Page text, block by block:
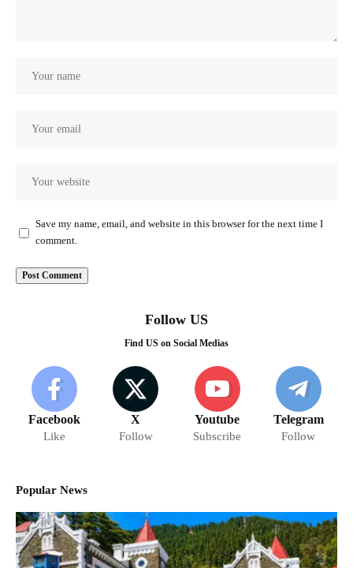
Save my name, email, and website in this browser for the next time I
comment.
Follow US
Find US on Social Medias
Facebook
Like
X
Follow
Youtube
Subscribe
Telegram
Follow
Popular News